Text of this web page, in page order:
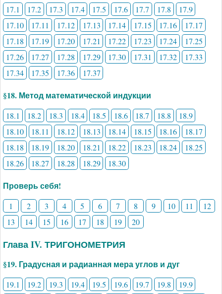
17.1 17.2 17.3 17.4 17.5 17.6 17.7 17.8
17.9
17.10
17.11 17.12 17.13 17.14 17.15 17.16
17.17
17.18
17.19 17.20 17.21 17.22 17.23 17.24
17.25
17.26
17.27 17.28 17.29 17.30 17.31 17.32
17.33
17.34
17.35 17.36 17.37
§18. Метод математической индукции
18.1 18.2 18.3 18.4 18.5 18.6 18.7 18.8
18.9
18.10
18.11 18.12 18.13 18.14 18.15 18.16
18.17
18.18
18.19 18.20 18.21 18.22 18.23 18.24
18.25
18.26
18.27 18.28 18.29 18.30
Проверь себя!
1 2 3 4 5 6 7 8 9 10 11
12
13
14 15 16 17 18 19 20
Глава IV. ТРИГОНОМЕТРИЯ
§19. Градусная и радианная мера углов и дуг
19.1 19.2 19.3 19.4 19.5 19.6 19.7 19.8
19.9